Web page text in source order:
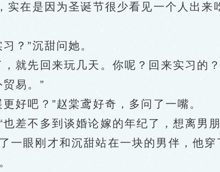
在是因为圣诞节很少看见一个人出来
？”沉甜问她。
先回来玩几天。你呢？回来实习的
易。”
吧？”赵棠鸢好奇，多问了一嘴。
不多到谈婚论嫁的年纪了，想离男
眼刚才和沉甜站在一块的男伴，他穿